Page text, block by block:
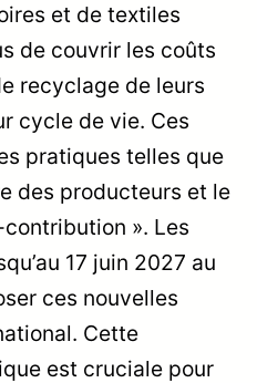
et de textiles
de couvrir les coûts
recyclage de leurs
cycle de vie. Ces
pratiques telles que
des producteurs et le
contribution ». Les
17 juin 2027 au
ces nouvelles
Cette
est cruciale pour